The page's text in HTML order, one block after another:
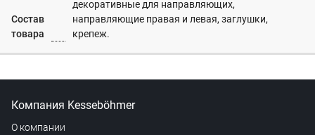
Состав
товара
декоративные для направляющих,
направляющие правая и левая, заглушки,
крепеж.
Компания Kesseböhmer
О компании